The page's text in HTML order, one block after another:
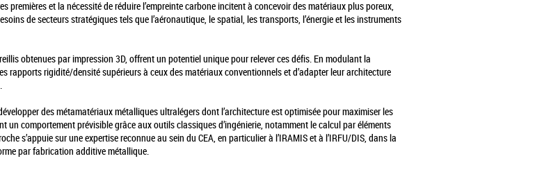
premières et la nécessité de réduire l’empreinte carbone incitent à concevoir des matériaux plus poreux,
de secteurs stratégiques tels que l’aéronautique, le spatial, les transports, l’énergie et les instruments
obtenues par impression 3D, offrent un potentiel unique pour relever ces défis. En modulant la
rapports rigidité/densité supérieurs à ceux des matériaux conventionnels et d’adapter leur architecture
des métamatériaux métalliques ultralégers dont l’architecture est optimisée pour maximiser les
comportement prévisible grâce aux outils classiques d’ingénierie, notamment le calcul par éléments
s’appuie sur une expertise reconnue au sein du CEA, en particulier à l’IRAMIS et à l’IRFU/DIS, dans la
par fabrication additive métallique.